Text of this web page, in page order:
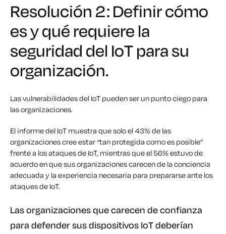
Resolución 2: Definir cómo
es y qué requiere la
seguridad del IoT para su
organización.
Las vulnerabilidades del IoT pueden ser un punto ciego para
las organizaciones.
El informe del IoT muestra que solo el 43% de las
organizaciones cree estar “tan protegida como es posible”
frente a los ataques de IoT, mientras que el 56% estuvo de
acuerdo en que sus organizaciones carecen de la conciencia
adecuada y la experiencia necesaria para prepararse ante los
ataques de IoT.
Las organizaciones que carecen de confianza
para defender sus dispositivos IoT deberían